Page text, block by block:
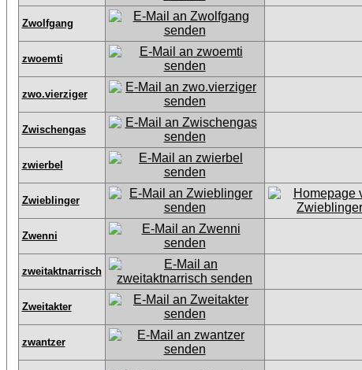
Zwolfgang
zwoemti
zwo.vierziger
Zwischengas
zwierbel
Zwieblinger
Zwenni
zweitaktnarrisch
Zweitakter
zwantzer